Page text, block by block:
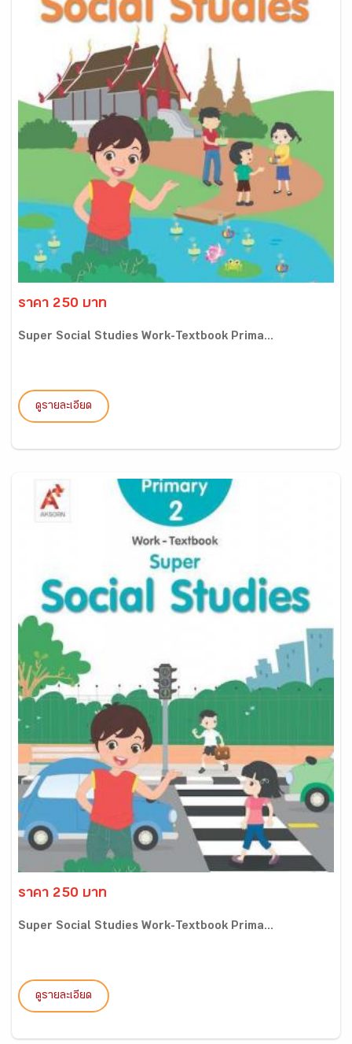
ราคา 250 บาท
Super Social Studies Work-Textbook Prima...
ดูรายละเอียด
ราคา 250 บาท
Super Social Studies Work-Textbook Prima...
ดูรายละเอียด